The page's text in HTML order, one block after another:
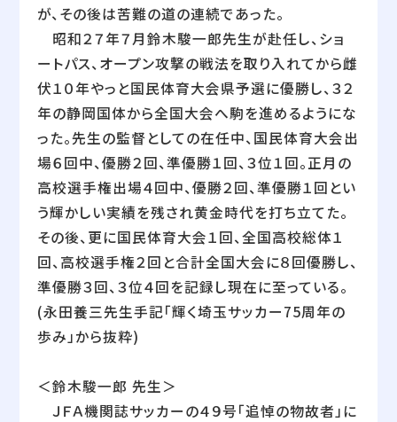
が、その後は苦難の道の連続であった。
昭和２７年７月鈴木駿一郎先生が赴任し、ショ
ートパス、オープン攻撃の戦法を取り入れてから雌
伏１０年やっと国民体育大会県予選に優勝し、３２
年の静岡国体から全国大会へ駒を進めるようにな
った。先生の監督としての在任中、国民体育大会出
場６回中、優勝２回、準優勝１回、３位１回。正月の
高校選手権出場４回中、優勝２回、準優勝１回とい
う輝かしい実績を残され黄金時代を打ち立てた。
その後、更に国民体育大会１回、全国高校総体１
回、高校選手権２回と合計全国大会に８回優勝し、
準優勝３回、３位４回を記録し現在に至っている。
(永田養三先生手記「輝く埼玉サッカー75周年の
歩み」から抜粋)
＜鈴木駿一郎 先生＞
ＪＦＡ機関誌サッカーの４９号「追悼の物故者」に